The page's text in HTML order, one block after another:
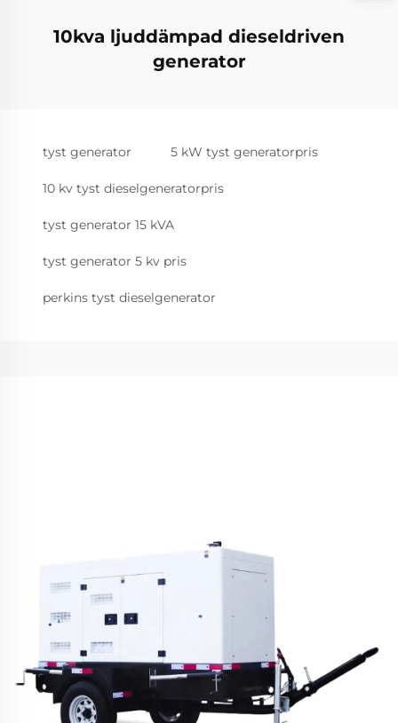
10kva ljuddämpad dieseldriven
generator
tyst generator 5 kW tyst generatorpris
10 kv tyst dieselgeneratorpris
tyst generator 15 kVA
tyst generator 5 kv pris
perkins tyst dieselgenerator